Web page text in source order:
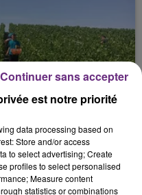
RAPPELLE À
DE...
des vendange 2026
que prévu,
pour rappeler
est notre priorité
data processing based on
Store and/or access
to select advertising; Create
profiles to select personalised
Measure content
statistics or combinations
Continuer sans accepter